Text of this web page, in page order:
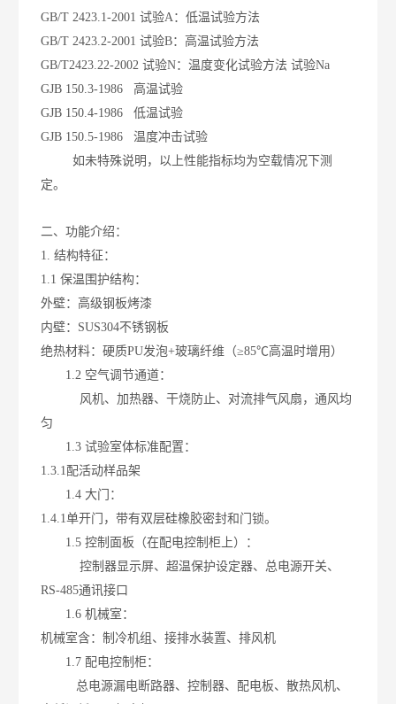
GB/T 2423.1-2001 试验A：低温试验方法
GB/T 2423.2-2001 试验B：高温试验方法
GB/T2423.22-2002 试验N：温度变化试验方法 试验Na
GJB 150.3-1986 高温试验
GJB 150.4-1986 低温试验
GJB 150.5-1986 温度冲击试验
如未特殊说明，以上性能指标均为空载情况下测
定。
二、功能介绍：
1. 结构特征：
1.1 保温围护结构：
外壁：高级钢板烤漆
内壁：SUS304不锈钢板
绝热材料：硬质PU发泡+玻璃纤维（≥85℃高温时增用）
1.2 空气调节通道：
风机、加热器、干烧防止、对流排气风扇，通风均
匀
1.3 试验室体标准配置：
1.3.1配活动样品架
1.4 大门：
1.4.1单开门，带有双层硅橡胶密封和门锁。
1.5 控制面板（在配电控制柜上）：
控制器显示屏、超温保护设定器、总电源开关、
RS-485通讯接口
1.6 机械室：
机械室含：制冷机组、接排水装置、排风机
1.7 配电控制柜：
总电源漏电断路器、控制器、配电板、散热风机、